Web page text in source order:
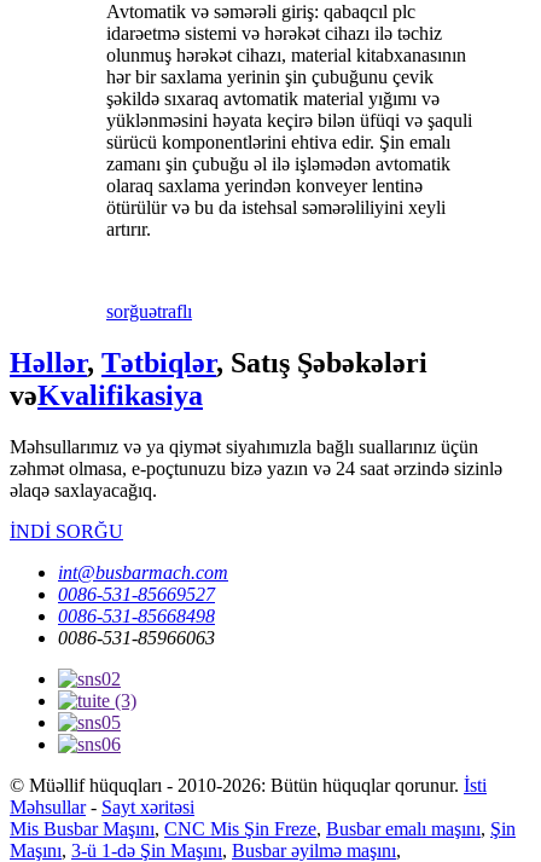
Avtomatik və səmərəli giriş: qabaqcıl plc
idarəetmə sistemi və hərəkət cihazı ilə təchiz
olunmuş hərəkət cihazı, material kitabxanasının
hər bir saxlama yerinin şin çubuğunu çevik
şəkildə sıxaraq avtomatik material yığımı və
yüklənməsini həyata keçirə bilən üfüqi və şaquli
sürücü komponentlərini ehtiva edir. Şin emalı
zamanı şin çubuğu əl ilə işləmədən avtomatik
olaraq saxlama yerindən konveyer lentinə
ötürülür və bu da istehsal səmərəliliyini xeyli
artırır.
sorğuətraflı
Həllər, Tətbiqlər, Satış Şəbəkələri
vəKvalifikasiya
Məhsullarımız və ya qiymət siyahımızla bağlı suallarınız üçün
zəhmət olmasa, e-poçtunuzu bizə yazın və 24 saat ərzində sizinlə
əlaqə saxlayacağıq.
İNDİ SORĞU
int@busbarmach.com
0086-531-85669527
0086-531-85668498
0086-531-85966063
© Müəllif hüquqları - 2010-2026: Bütün hüquqlar qorunur. İsti
Məhsullar- Sayt xəritəsi
Mis Busbar Maşını, CNC Mis Şin Freze, Busbar emalı maşını, Şin
Maşını, 3-ü 1-də Şin Maşını, Busbar əyilmə maşını,